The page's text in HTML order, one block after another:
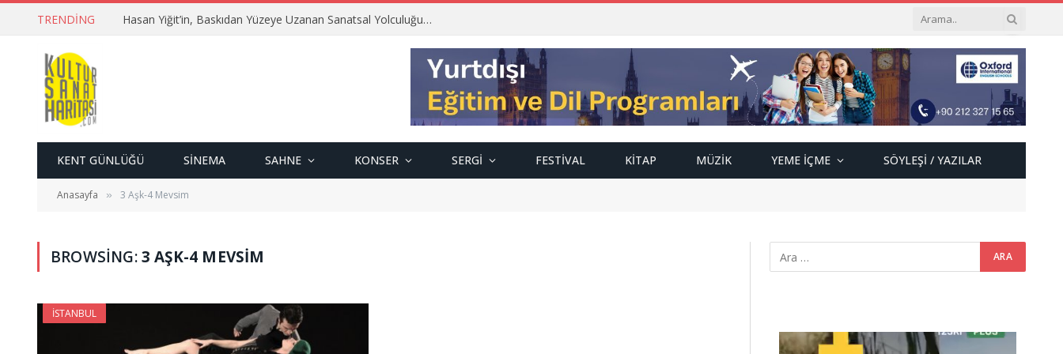
TRENDING Hasan Yiğit’in, Baskıdan Yüzeye Uzanan Sanatsal Yolculuğu…
KENT GÜNLÜĞÜ SINEMA SAHNE KONSER SERGI FESTIVAL KITAP MÜZIK YEME İÇME SÖYLEŞI / YAZILAR
Anasayfa » 3 Aşk-4 Mevsim
BROWSING:3 AŞK-4 MEVSIM
İSTANBUL
Video